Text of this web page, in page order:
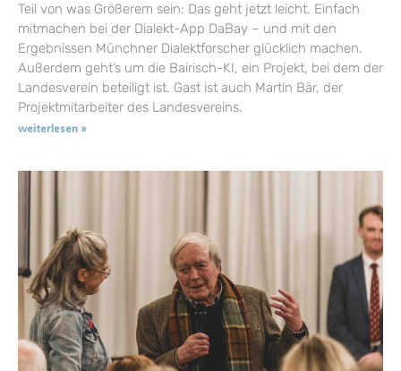
Teil von was Größerem sein: Das geht jetzt leicht. Einfach
mitmachen bei der Dialekt-App DaBay – und mit den
Ergebnissen Münchner Dialektforscher glücklich machen.
Außerdem geht’s um die Bairisch-KI, ein Projekt, bei dem der
Landesverein beteiligt ist. Gast ist auch Martin Bär, der
Projektmitarbeiter des Landesvereins.
weiterlesen »